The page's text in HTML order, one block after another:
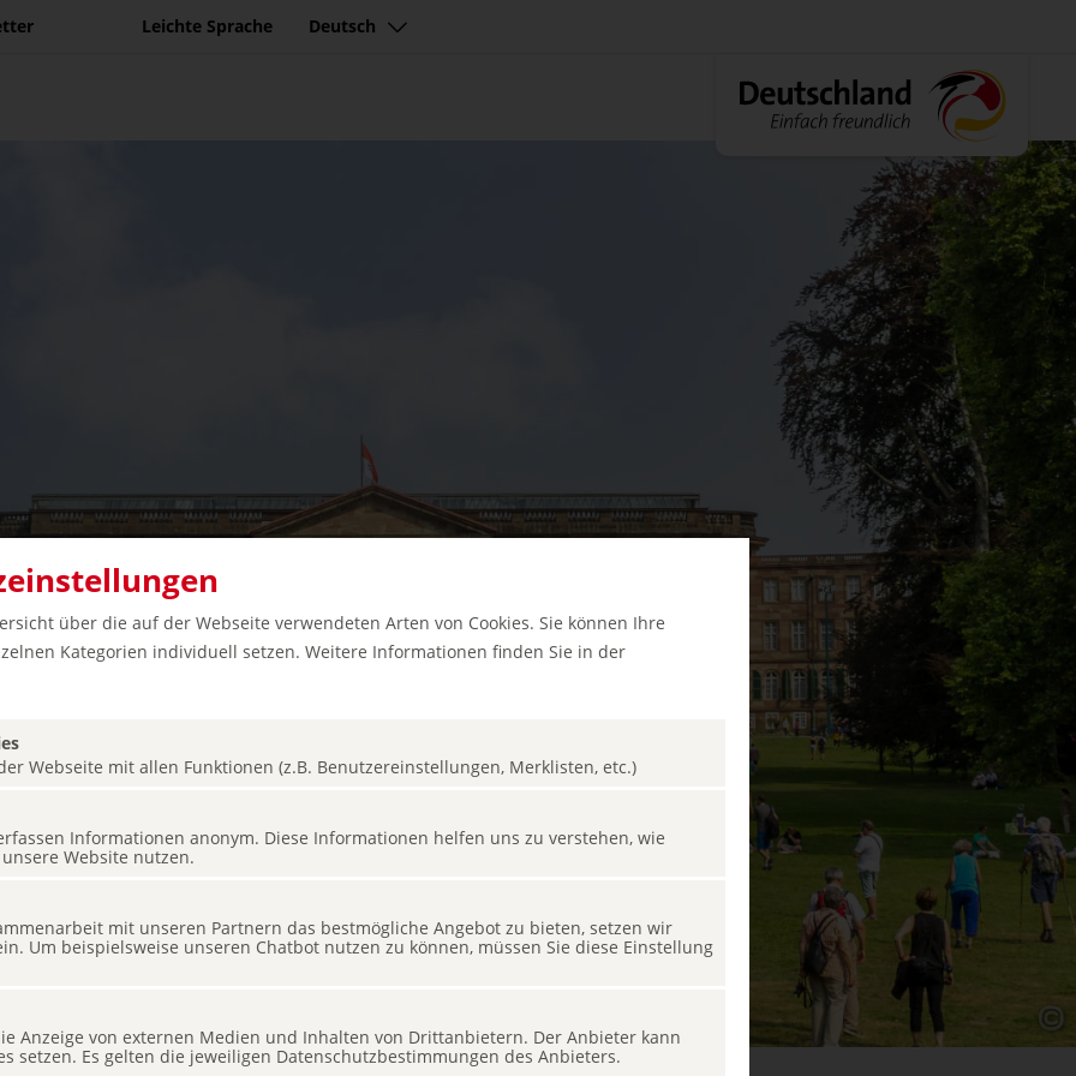
über die auf der Webseite verwendeten Arten von Cookies. Sie können Ihre
Kategorien individuell setzen. Weitere Informationen finden Sie in der
Webseite mit allen Funktionen (z.B. Benutzereinstellungen, Merklisten, etc.)
Informationen anonym. Diese Informationen helfen uns zu verstehen, wie
Website nutzen.
mit unseren Partnern das bestmögliche Angebot zu bieten, setzen wir
Um beispielsweise unseren Chatbot nutzen zu können, müssen Sie diese Einstellung
Anzeige von externen Medien und Inhalten von Drittanbietern. Der Anbieter kann
setzen. Es gelten die jeweiligen Datenschutzbestimmungen des Anbieters.
Leichte Sprache Deutsch